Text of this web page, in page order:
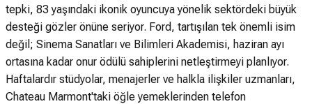
tepki, 83 yaşındaki ikonik oyuncuya yönelik sektördeki büyük
desteği gözler önüne seriyor. Ford, tartışılan tek önemli isim
değil; Sinema Sanatları ve Bilimleri Akademisi, haziran ayı
ortasına kadar onur ödülü sahiplerini netleştirmeyi planlıyor.
Haftalardır stüdyolar, menajerler ve halkla ilişkiler uzmanları,
Chateau Marmont'taki öğle yemeklerinden telefon